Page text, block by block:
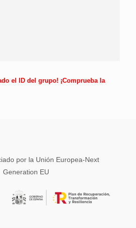
el ID del grupo! ¡Comprueba la
por la Unión Europea-Next
Generation EU